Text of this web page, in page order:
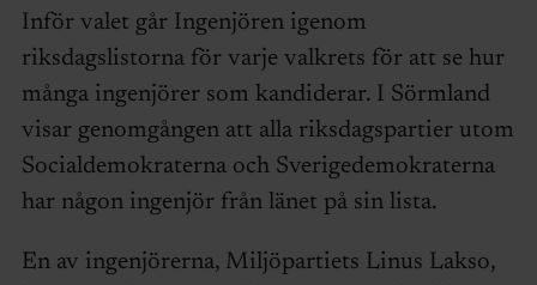
Inför valet går Ingenjören igenom
riksdagslistorna för varje valkrets för att se hur
många ingenjörer som kandiderar. I Sörmland
visar genomgången att alla riksdagspartier utom
Socialdemokraterna och Sverigedemokraterna
har någon ingenjör från länet på sin lista.
En av ingenjörerna, Miljöpartiets Linus Lakso,